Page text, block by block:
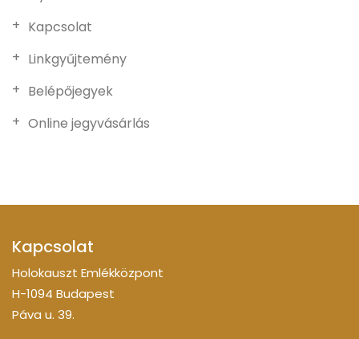
Kapcsolat
Linkgyűjtemény
Belépőjegyek
Online jegyvásárlás
Kapcsolat
Holokauszt Emlékközpont
H-1094 Budapest
Páva u. 39.